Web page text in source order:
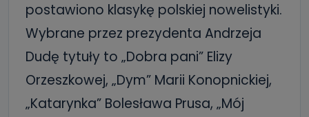
postawiono klasykę polskiej nowelistyki.
Wybrane przez prezydenta Andrzeja
Dudę tytuły to „Dobra pani” Elizy
Orzeszkowej, „Dym” Marii Konopnickiej,
„Katarynka” Bolesława Prusa, „Mój